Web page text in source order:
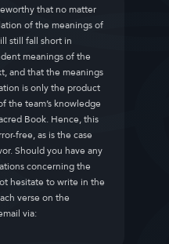
that no matter
of the meanings of
still fall short in
meanings of the
and that the meanings
is only the product
the team’s knowledge
Book. Hence, this
free, as is the case
Should you have any
concerning the
hesitate to write in the
verse on the
via: